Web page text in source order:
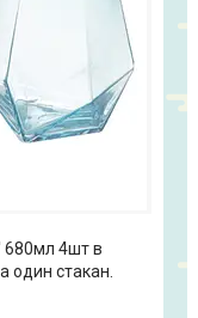
680мл 4шт в
один стакан.